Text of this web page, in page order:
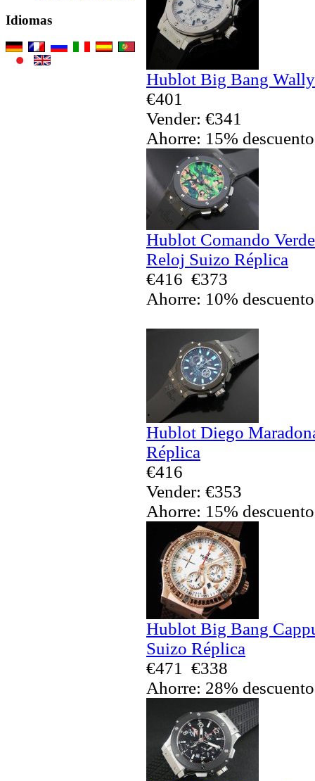
Idiomas
Hublot Big Bang
€401
Vender: €341
Ahorre: 15% descuento
Hublot Comando
Reloj Suizo Réplica
€416 €373
Ahorre: 10% descuento
Hublot Diego
Réplica
€416
Vender: €353
Ahorre: 15% descuento
Hublot Big Bang
Suizo Réplica
€471
€338
Ahorre: 28% descuento